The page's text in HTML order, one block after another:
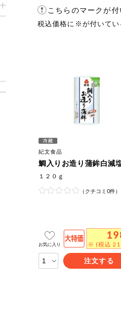
特定原材料と特定原材料に準ずる
あわび
さけ
マカダミアナッツ
アレルゲン情報は、商品企画時
特定原材料に準ずるものは、お取
リセット
こちらのマークが
税込価格に※が付いてい
紀文食品
鯛入りお造り蒲鉾白減
１２０ｇ
（クチコミ0件）
お気に入り ※ (税込
注文する